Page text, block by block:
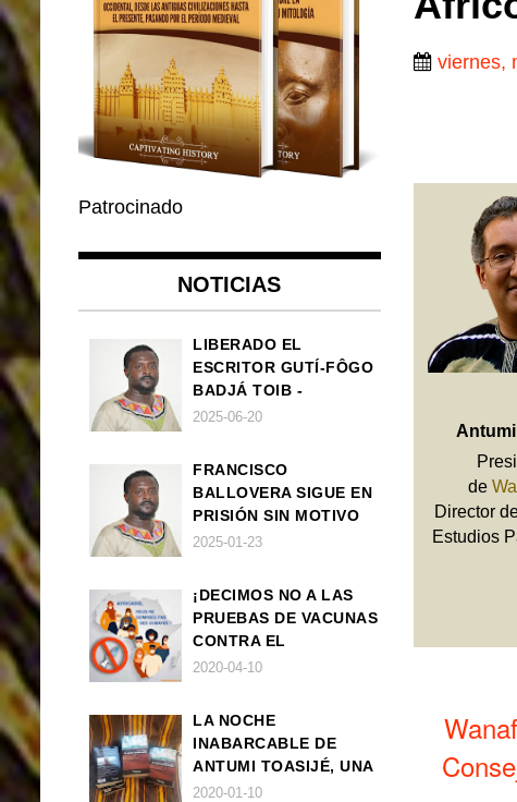
viernes,
de
Director
Estudios
Patrocinado
NOTICIAS
LIBERADO EL
ESCRITOR GUTÍ-FÔGO
BADJÁ TOIB -
FRANCISCO
2025-06-20
FRANCISCO
BALLOVERA SIGUE EN
PRISIÓN SIN MOTIVO
ALGUNO
2025-01-23
¡DECIMOS NO A LAS
PRUEBAS DE VACUNAS
CONTRA EL
CORONAVIRUS EN
2020-04-10
LA NOCHE
INABARCABLE DE
ANTUMI TOASIJÉ, UNA
NOVELA
2020-01-10